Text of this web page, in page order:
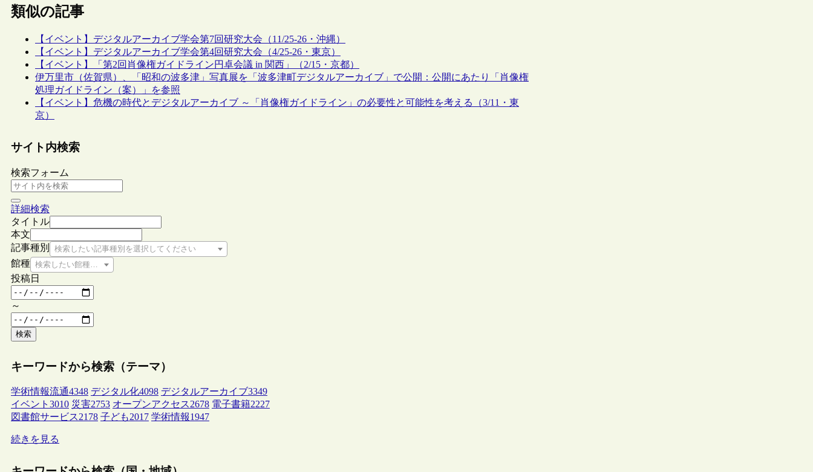
類似の記事
【イベント】デジタルアーカイブ学会第7回研究大会（11/25-26・沖縄）
【イベント】デジタルアーカイブ学会第4回研究大会（4/25-26・東京）
【イベント】「第2回肖像権ガイドライン円卓会議 in 関西」（2/15・京都）
伊万里市（佐賀県）、「昭和の波多津」写真展を「波多津町デジタルアーカイブ」で公開：公開にあたり「肖像権
処理ガイドライン（案）」を参照
【イベント】危機の時代とデジタルアーカイブ ～「肖像権ガイドライン」の必要性と可能性を考える（3/11・東
京）
サイト内検索
検索フォーム
詳細検索
タイトル
本文
記事種別
検索したい記事種別を選択してください
館種 検索したい館種を選択してください
投稿日
～
検索
キーワードから検索（テーマ）
学術情報流通4348 デジタル化4098 デジタルアーカイブ3349
イベント 3010 災害2753 オープンアクセス2678 電子書籍2227
図書館サービス2178 子ども2017 学術情報1947
続きを見る